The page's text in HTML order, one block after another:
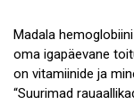
Madala
oma igapäevane
on vitamiinide ja
“Suurimad